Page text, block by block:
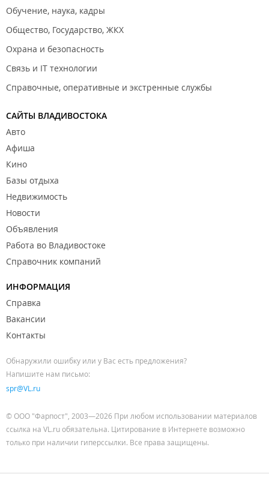
Обучение, наука, кадры
Общество, Государство, ЖКХ
Охрана и безопасность
Связь и IT технологии
Справочные, оперативные и экстренные службы
САЙТЫ ВЛАДИВОСТОКА
Авто
Афиша
Кино
Базы отдыха
Недвижимость
Новости
Объявления
Работа во Владивостоке
Справочник компаний
ИНФОРМАЦИЯ
Справка
Вакансии
Контакты
Обнаружили ошибку или у Вас есть предложения?
Напишите нам письмо:
spr@VL.ru
© ООО "Фарпост", 2003—2026 При любом использовании материалов
ссылка на VL.ru обязательна. Цитирование в Интернете возможно
только при наличии гиперссылки. Все права защищены.